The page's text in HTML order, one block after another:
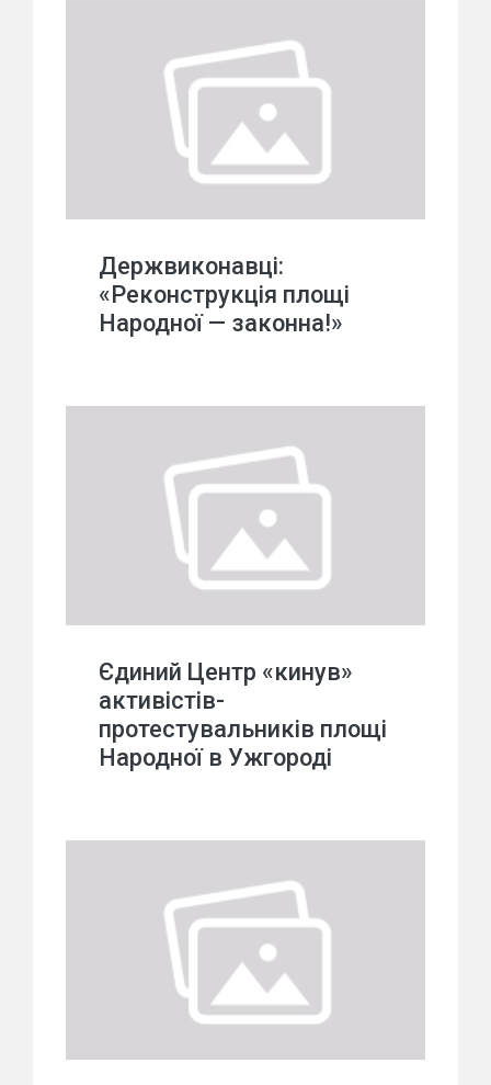
Держвиконавці:
«Реконструкція площі
Народної — законна!»
Єдиний Центр «кинув»
активістів-
протестувальників площі
Народної в Ужгороді